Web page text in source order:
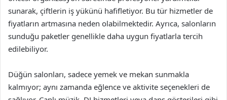
sunarak, çiftlerin iş yükünü hafifletiyor. Bu tür hizmetler de
fiyatların artmasına neden olabilmektedir. Ayrıca, salonların
sunduğu paketler genellikle daha uygun fiyatlarla tercih
edilebiliyor.
Düğün salonları, sadece yemek ve mekan sunmakla
kalmıyor; aynı zamanda eğlence ve aktivite seçenekleri de